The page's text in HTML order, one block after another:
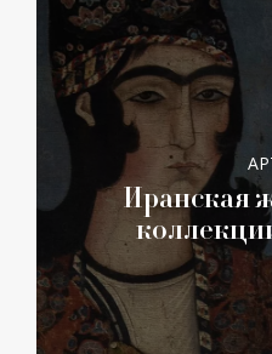
Иранская